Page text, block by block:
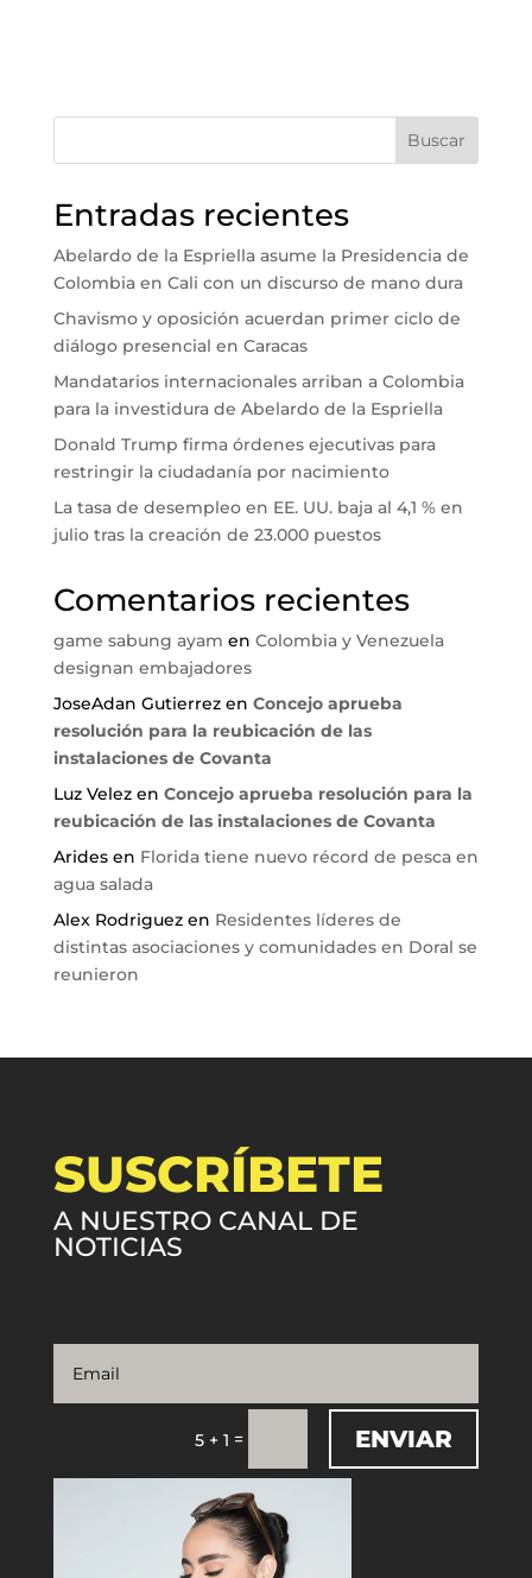
Buscar
Entradas recientes
Abelardo de la Espriella asume la Presidencia de
Colombia en Cali con un discurso de mano dura
Chavismo y oposición acuerdan primer ciclo de
diálogo presencial en Caracas
Mandatarios internacionales arriban a Colombia
para la investidura de Abelardo de la Espriella
Donald Trump firma órdenes ejecutivas para
restringir la ciudadanía por nacimiento
La tasa de desempleo en EE. UU. baja al 4,1 % en
julio tras la creación de 23.000 puestos
Comentarios recientes
game sabung ayam en Colombia y Venezuela
designan embajadores
JoseAdan Gutierrezen Concejo aprueba
resolución para la reubicación de las
instalaciones de Covanta
Luz Velezen Concejo aprueba resolución para la
reubicación de las instalaciones de Covanta
Aridesen Florida tiene nuevo récord de pesca en
agua salada
Alex Rodriguezen Residentes líderes de
distintas asociaciones y comunidades en Doral se
reunieron
SUSCRÍBETE
A NUESTRO CANAL DE
NOTICIAS
5 + 1 = ENVIAR